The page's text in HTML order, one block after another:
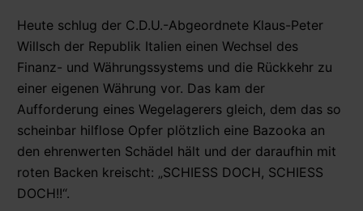
Heute schlug der C.D.U.-Abgeordnete Klaus-Peter
Willsch der Republik Italien einen Wechsel des
Finanz- und Währungssystems und die Rückkehr zu
einer eigenen Währung vor. Das kam der
Aufforderung eines Wegelagerers gleich, dem das so
scheinbar hilflose Opfer plötzlich eine Bazooka an
den ehrenwerten Schädel hält und der daraufhin mit
roten Backen kreischt: „SCHIESS DOCH, SCHIESS
DOCH!!“.